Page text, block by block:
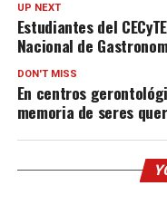
UP NEXT
Estudiantes del
Nacional de
DON'T MISS
En centros
memoria de seres